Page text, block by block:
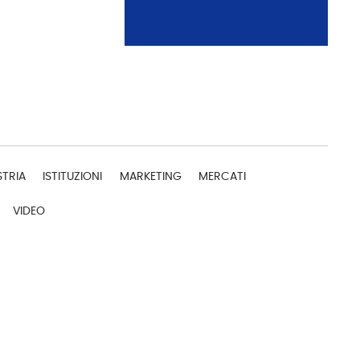
ISTITUZIONI MARKETING MERCATI
VIDEO